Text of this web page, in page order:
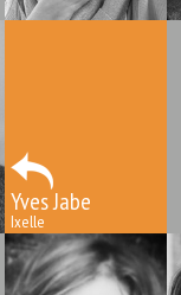
Yves Jabe
Ixelle